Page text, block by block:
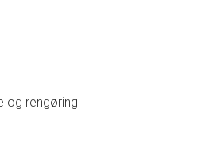
og rengøring